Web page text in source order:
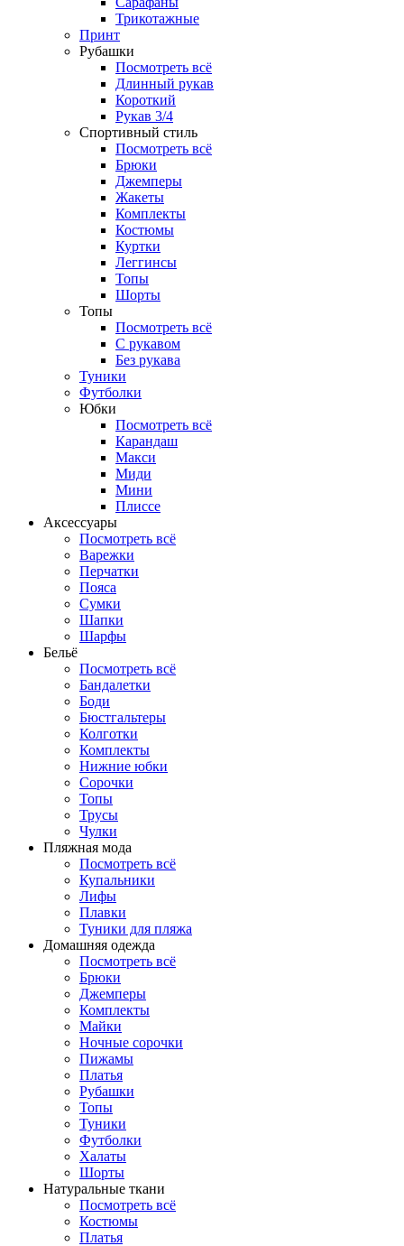
Трикотажные
Принт
Рубашки
Посмотреть всё
Длинный рукав
Короткий
Рукав 3/4
Спортивный стиль
Посмотреть всё
Брюки
Джемперы
Жакеты
Комплекты
Костюмы
Куртки
Леггинсы
Топы
Шорты
Топы
Посмотреть всё
C рукавом
Без рукава
Туники
Футболки
Юбки
Посмотреть всё
Карандаш
Макси
Миди
Мини
Плиссе
Аксессуары
Посмотреть всё
Варежки
Перчатки
Пояса
Сумки
Шапки
Шарфы
Бельё
Посмотреть всё
Бандалетки
Боди
Бюстгальтеры
Колготки
Комплекты
Нижние юбки
Сорочки
Топы
Трусы
Чулки
Пляжная мода
Посмотреть всё
Купальники
Лифы
Плавки
Туники для пляжа
Домашняя одежда
Посмотреть всё
Брюки
Джемперы
Комплекты
Майки
Ночные сорочки
Пижамы
Платья
Рубашки
Топы
Туники
Футболки
Халаты
Шорты
Натуральные ткани
Посмотреть всё
Костюмы
Платья